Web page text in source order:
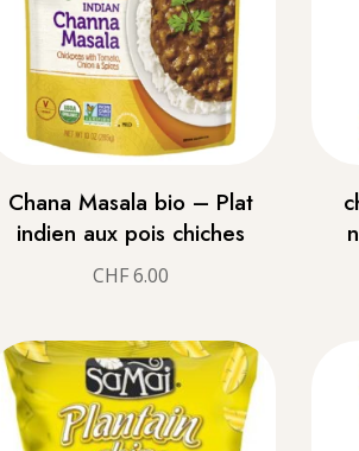
Chana Masala bio – Plat
indien aux pois chiches
CHF6.00